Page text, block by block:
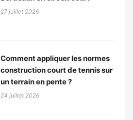
27 juillet 2026
Comment appliquer les normes
construction court de tennis sur
un terrain en pente ?
24 juillet 2026